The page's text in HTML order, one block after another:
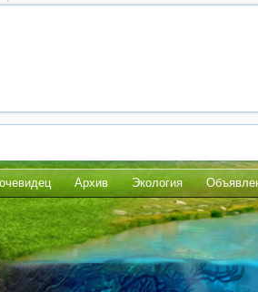
Архив Экология